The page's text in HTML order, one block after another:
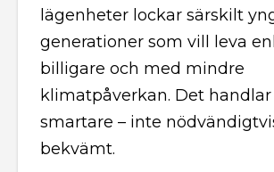
lägenheter lockar särskilt
generationer som vill leva
billigare och med mindre
klimatpåverkan. Det
smartare – inte
bekvämt.